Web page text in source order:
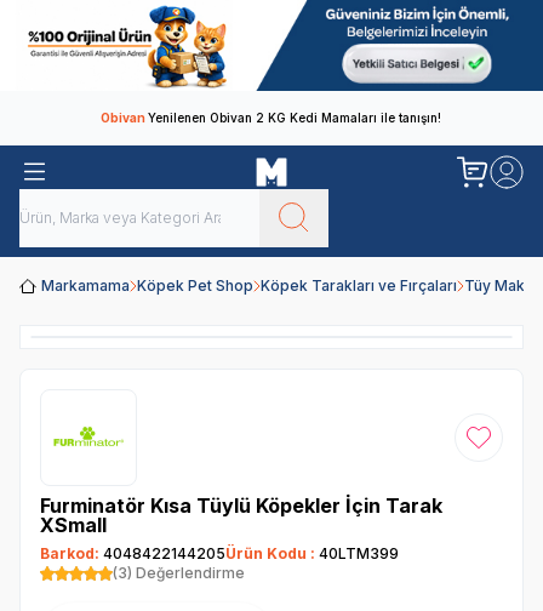
ObivanYenilenen Obivan 2 KG Kedi Mamaları ile tanışın!
Markamama Köpek Pet Shop Köpek Tarakları ve Fırçaları Tüy
Favoriye
Furminatör Kısa Tüylü Köpekler İçin Tarak
XSmall
Barkod: 4048422144205Ürün Kodu : 40LTM399
(3) Değerlendirme